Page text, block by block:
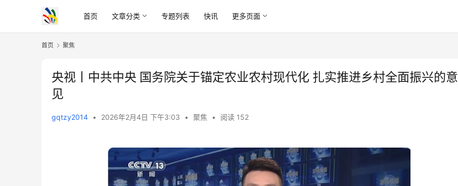
首页 文章分类 专题列表 快讯 更多页面
首页 聚焦
央视丨中共中央 国务院关于锚定农业农村现代化 扎实推进乡村全面振兴的意
见
gqtzy2014 • 2026年2月4日 下午3:03 • 聚焦 • 阅读 152